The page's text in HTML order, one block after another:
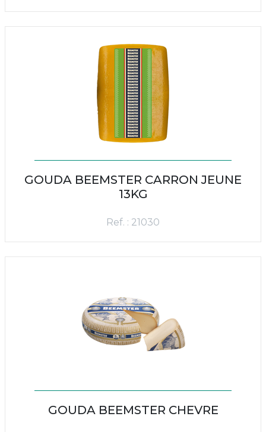
GOUDA BEEMSTER CARRON JEUNE
13KG
Ref. : 21030
GOUDA BEEMSTER CHEVRE